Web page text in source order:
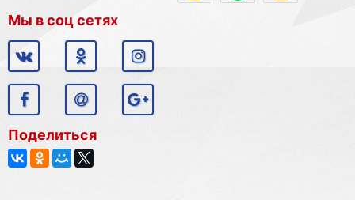
Мы в соц сетях
Поделиться